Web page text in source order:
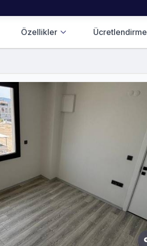
Özellikler Ücretlendirme